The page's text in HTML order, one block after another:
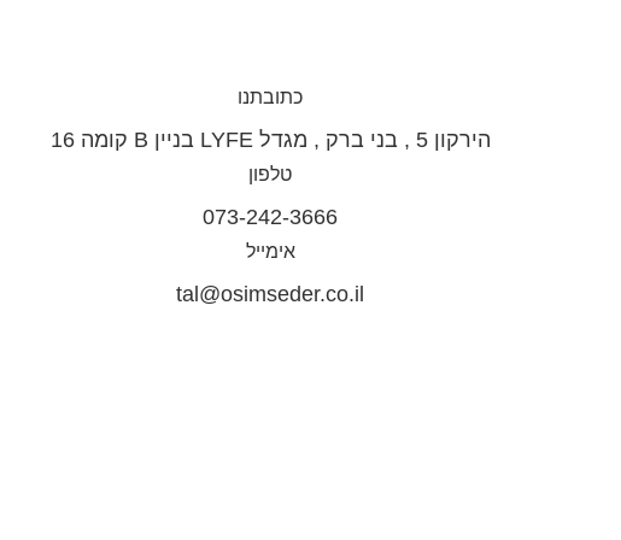
כתובתנו
הירקון 5 , בני ברק , מגדל LYFE בניין B קומה 16
טלפון
073-242-3666
אימייל
tal@osimseder.co.il